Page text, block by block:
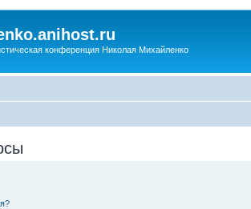
конференция Николая Михайленко